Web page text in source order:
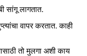
सांगू लागतात.
वापर करतात. काही
तो मुलगा अशी काय